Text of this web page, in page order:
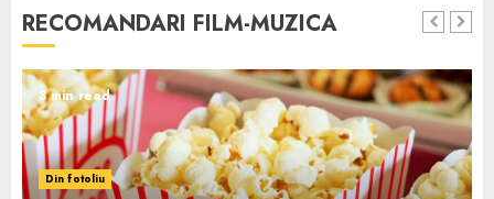
RECOMANDARI FILM-MUZICA
3 min read
Din fotoliu